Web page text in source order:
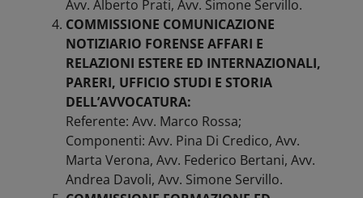
Avv. Alberto Prati, Avv. Simone Servillo.
COMMISSIONE COMUNICAZIONE
NOTIZIARIO FORENSE AFFARI E
RELAZIONI ESTERE ED INTERNAZIONALI,
PARERI, UFFICIO STUDI E STORIA
DELL’AVVOCATURA:
Referente: Avv. Marco Rossa;
Componenti: Avv. Pina Di Credico, Avv.
Marta Verona, Avv. Federico Bertani, Avv.
Andrea Davoli, Avv. Simone Servillo.